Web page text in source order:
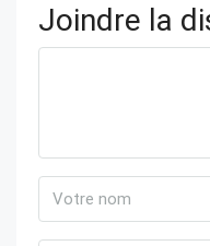
Joindre la